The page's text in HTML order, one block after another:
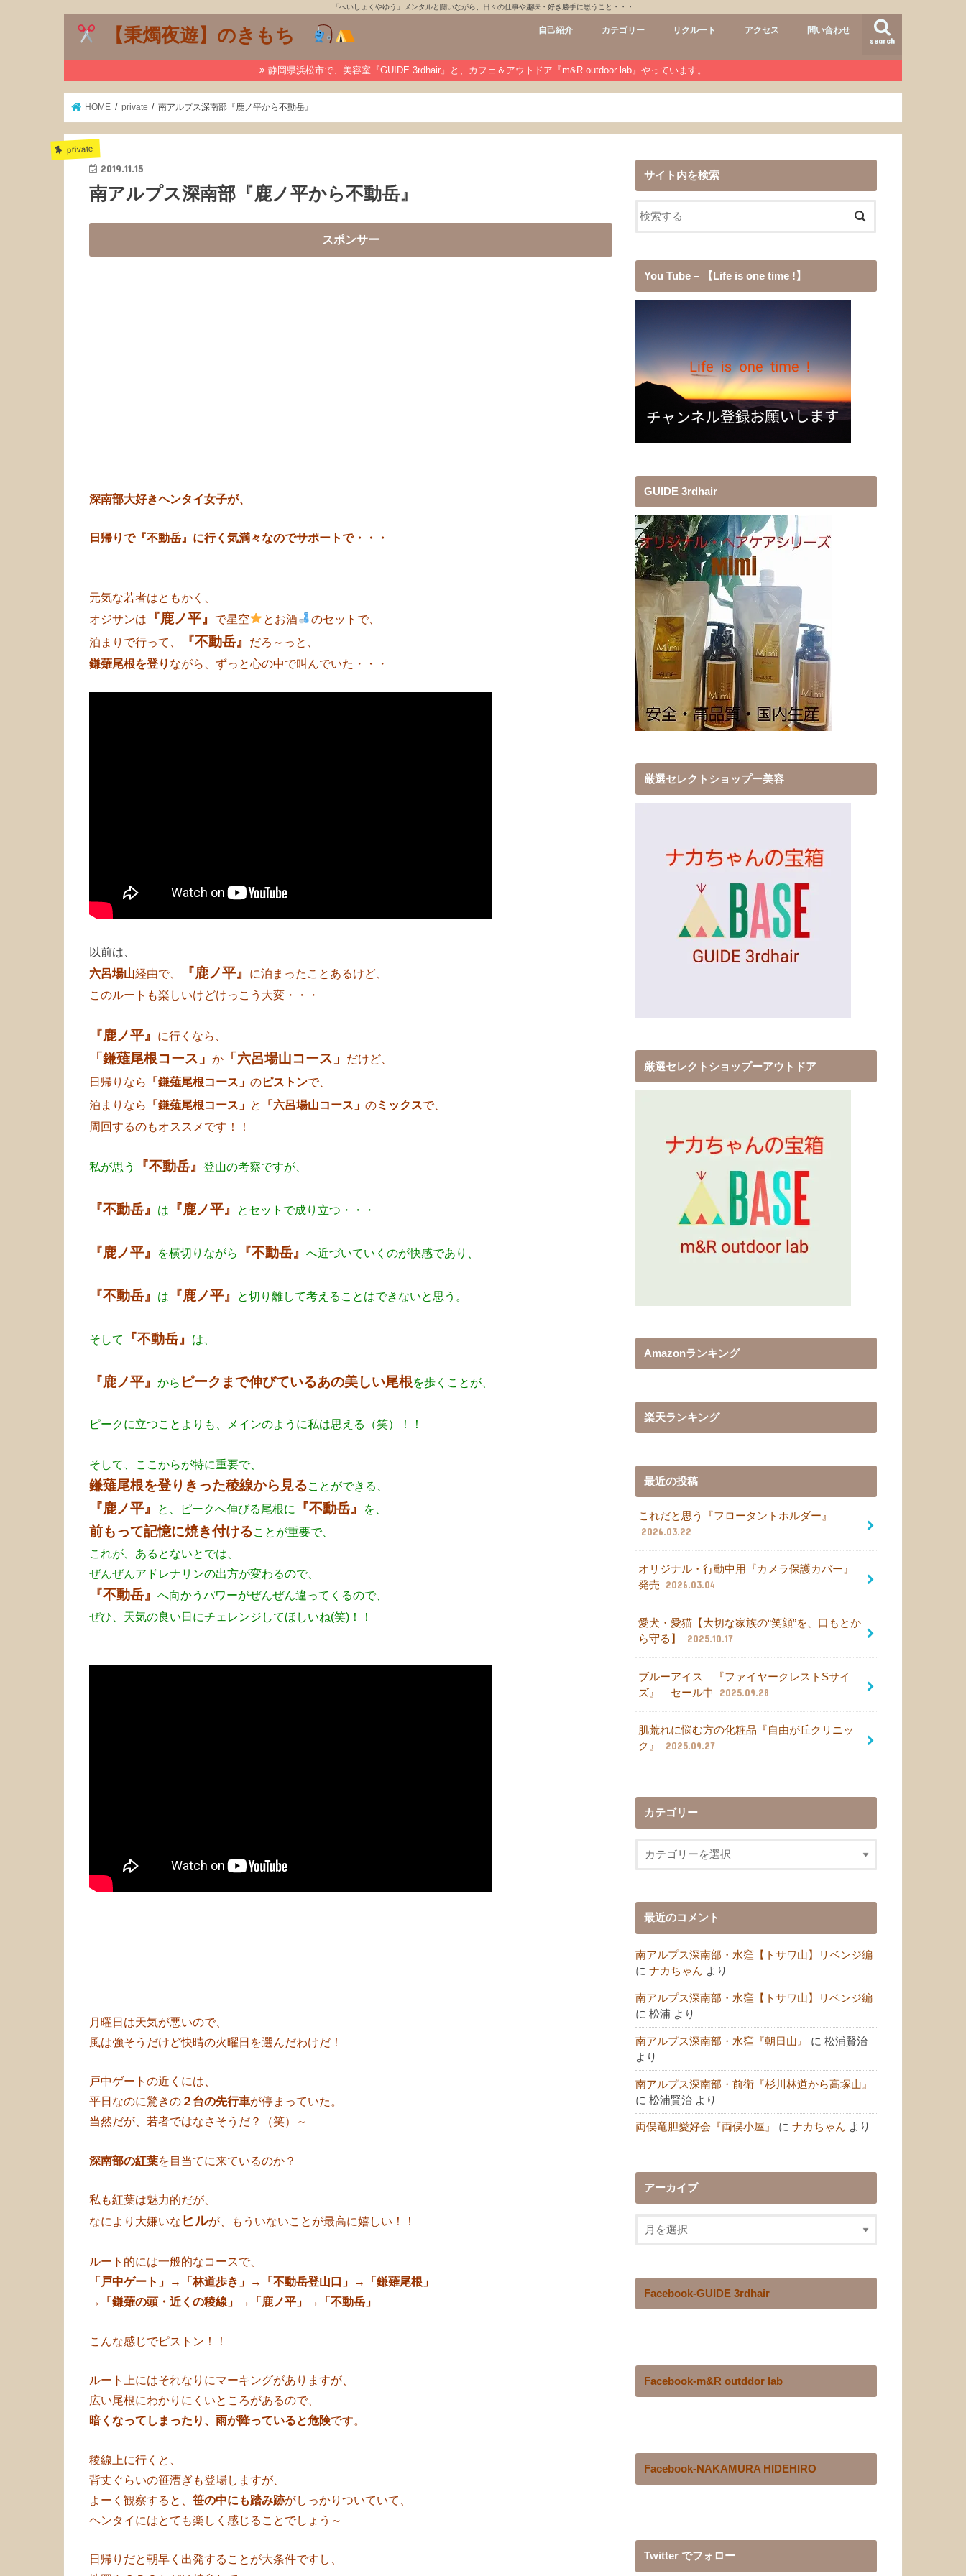
「へいしょくやゆう」メンタルと闘いながら、日々の仕事や趣味・好き勝手に思うこと・・・
【秉燭夜遊】のきもち search
自己紹介 カテゴリー
GUIDE 3rdhair おすすめメニュー
ヘアースタイル
商品
m&R outdoor lab ワンコ
道具
private 愛犬チョコ
渓流釣り
登山
未分類
リクルート アクセス 問い合わせ
静岡県浜松市で、美容室『GUIDE 3rdhair』と、カフェ＆アウトドア『m&R outdoor lab』やっています。
HOME private 南アルプス深南部『鹿ノ平から不動岳』
private
2019.11.15
南アルプス深南部『鹿ノ平から不動岳』
スポンサー
深南部大好きヘンタイ女子が、
日帰りで『不動岳』に行く気満々なのでサポートで・・・
元気な若者はともかく、
オジサンは
『鹿ノ平』 で星空 とお酒
のセットで、
泊まりで行って、
『不動岳』
だろ～っと、
鎌薙尾根を登り ながら、ずっと心の中で叫んでいた・・・
以前は、
六呂場山経由で、 『鹿ノ平』 に泊まったことあるけど、
このルートも楽しいけどけっこう大変・・・
『鹿ノ平』 に行くなら、
「鎌薙尾根コース」 か 「六呂場山コース」
だけど、
日帰りなら
「鎌薙尾根コース」 のピストンで、
泊まりなら
「鎌薙尾根コース」 と 「六呂場山コース」 のミックスで、
周回するのもオススメです！！
私が思う 『不動岳』 登山の考察ですが、
『不動岳』 は 『鹿ノ平』 とセットで成り立つ・・・
『鹿ノ平』 を横切りながら 『不動岳』 へ近づいていくのが快感であり、
『不動岳』 は 『鹿ノ平』 と切り離して考えることはできないと思う。
そして 『不動岳』 は、
『鹿ノ平』 から ピークまで伸びているあの美しい尾根を歩くことが、
ピークに立つことよりも、メインのように私は思える（笑）！！
そして、ここからが特に重要で、
鎌薙尾根を登りきった稜線から見ることができる、
『鹿ノ平』 と、ピークへ伸びる尾根に 『不動岳』 を、
前もって記憶に焼き付けることが重要で、
これが、あるとないとでは、
ぜんぜんアドレナリンの出方が変わるので、
『不動岳』 へ向かうパワーがぜんぜん違ってくるので、
ぜひ、天気の良い日にチェレンジしてほしいね(笑)！！
月曜日は天気が悪いので、
風は強そうだけど快晴の火曜日を選んだわけだ！
戸中ゲートの近くには、
平日なのに驚きの ２台の先行車が停まっていた。
当然だが、若者ではなさそうだ？（笑）～
深南部の紅葉を目当てに来ているのか？
私も紅葉は魅力的だが、
なにより大嫌いな ヒルが、もういないことが最高に嬉しい！！
ルート的には一般的なコースで、
「戸中ゲート」→「林道歩き」→「不動岳登山口」→「鎌薙尾根」
→「鎌薙の頭・近くの稜線」→「鹿ノ平」→「不動岳」
こんな感じでピストン！！
ルート上にはそれなりにマーキングがありますが、
広い尾根にわかりにくいところがあるので、
暗くなってしまったり、雨が降っていると危険です。
稜線上に行くと、
背丈ぐらいの笹漕ぎも登場しますが、
よーく観察すると、 笹の中にも踏み跡がしっかりついていて、
ヘンタイにはとても楽しく感じることでしょう～
日帰りだと朝早く出発することが大条件ですし、
サイト内を検索
You Tube – 【Life is one time !】
GUIDE 3rdhair
厳選セレクトショップー美容
厳選セレクトショップーアウトドア
Amazonランキング
楽天ランキング
最近の投稿
これだと思う『フロータントホルダー』
2026.03.22
オリジナル・行動中用『カメラ保護カバー』
発売
2026.03.04
愛犬・愛猫【大切な家族の“笑顔”を、口もとか
ら守る】
2025.10.17
ブルーアイス 『ファイヤークレストSサイ
ズ』 セール中
2025.09.28
肌荒れに悩む方の化粧品『自由が丘クリニッ
ク』
2025.09.27
カテゴリー
最近のコメント
南アルプス深南部・水窪【トサワ山】リベンジ編
に ナカちゃん より
南アルプス深南部・水窪【トサワ山】リベンジ編
に 松浦 より
南アルプス深南部・水窪『朝日山』 に 松浦賢治
より
南アルプス深南部・前衛『杉川林道から高塚山』
に 松浦賢治 より
両俣竜胆愛好会『両俣小屋』 に ナカちゃん より
アーカイブ
Facebook-GUIDE 3rdhair
Facebook-m&R outddor lab
Facebook-NAKAMURA HIDEHIRO
Twitter でフォロー